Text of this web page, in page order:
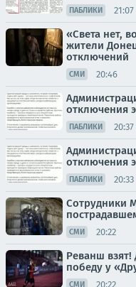
ПАБЛИКИ 21:07
«Света нет,
жители
отключений
СМИ 20:46
отключения
ПАБЛИКИ 20:37
отключения
ПАБЛИКИ 20:33
Сотрудники
СМИ 20:22
Реванш
победу у
СМИ 20:22